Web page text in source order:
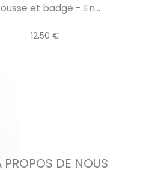
et badge - En...
12,50 €
PROPOS DE NOUS